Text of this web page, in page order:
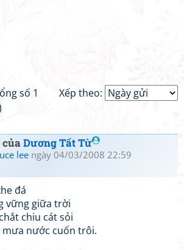
Xếp theo:
số 1
củaDương Tất Từ
lee ngày 04/03/2008 22:59
đá
vững giữa trời
chiu cát sỏi
mưa nước cuốn trôi.